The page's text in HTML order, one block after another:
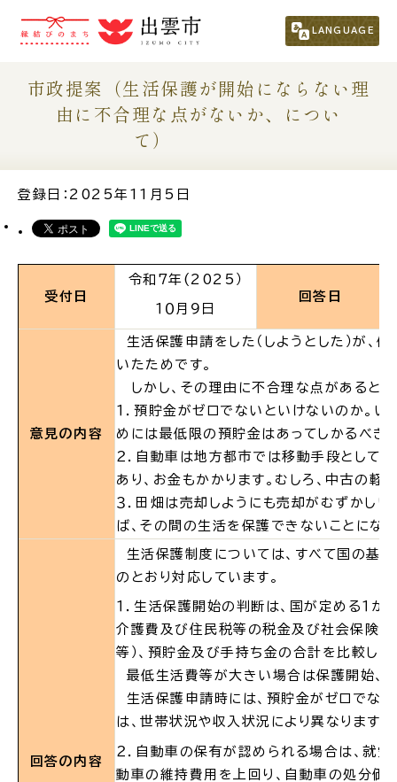
LANGUAGE
市民の方 （くらし・行政・議会）
事業者の方
観光される方
移住・定住をお考えの方
ふるさと納税
場面から探す
子育て
結婚・離婚
市政提案（生活保護が開始にならない理
由に不合理な点がないか、につい
て）
登録日：2025年11月5日
受付日
令和7年(2025）
１０月９日
回答日
意見の内容
生活保護申請をした（しようとした）が、
いたためです。
しかし、その理由に不合理な点があると考
１．預貯金がゼロでないといけないのか。
めには最低限の預貯金はあってしかるべき
２．自動車は地方都市では移動手段として
あり、お金もかかります。むしろ、中古の
３．田畑は売却しようにも売却がむずかし
ば、その間の生活を保護できないことにな
回答の内容
生活保護制度については、すべて国の基
のとおり対応しています。
１．生活保護開始の判断は、国が定める１か
介護費及び住民税等の税金及び社会保険料
等）、預貯金及び手持ち金の合計を比較して
最低生活費等が大きい場合は保護開始、
生活保護申請時には、預貯金がゼロでな
は、世帯状況や収入状況により異なります。
２．自動車の保有が認められる場合は、就
動車の維持費用を上回り、自動車の処分価